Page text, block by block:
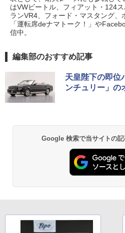
はVWビートル、フィアット・124
ランVR4、フォード・マスタング
「運転席deナマトーク！」や
信中。
編集部のおすすめ記事
天皇陛下の即位
ンチュリー」の
Google 検索で当サイトの